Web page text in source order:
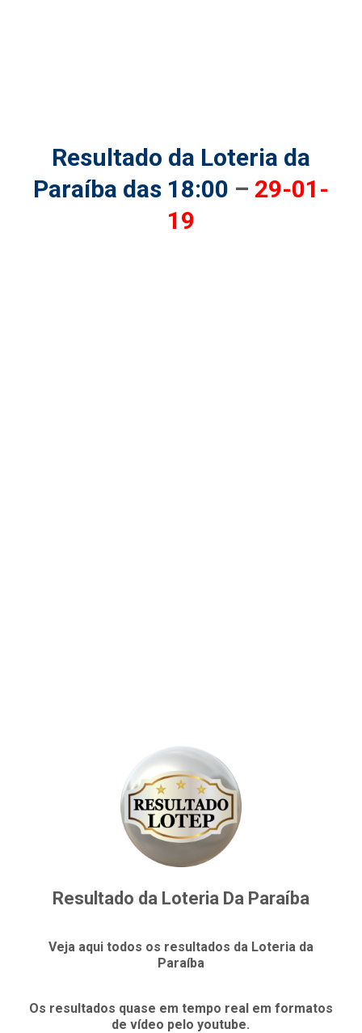
Resultado da Loteria da
Paraíba das 18:00 – 29-01-
19
Resultado da Loteria Da Paraíba
Veja aqui todos os resultados da Loteria da
Paraíba
Os resultados quase em tempo real em formatos
de vídeo pelo youtube.